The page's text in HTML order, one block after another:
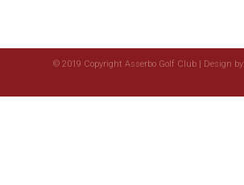
© 2019 Copyright Asserbo Golf Club | Design by: